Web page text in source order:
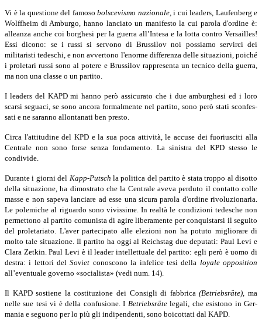
Vi è la questione del famoso bolscevismo nazionale, i cui leaders, Laufenberg e
Wolffheim di Amburgo, hanno lanciato un manifesto la cui parola d'ordine è:
alleanza anche coi borghesi per la guerra all’Intesa e la lotta contro Versailles!
Essi dicono: se i russi si servono di Brussilov noi possiamo servirci dei
militaristi tedeschi, e non avvertono l'enorme differenza delle situazioni, poiché
i proletari russi sono al potere e Brussilov rappresenta un tecnico della guerra,
ma non una classe o un partito.
I leaders del KAPD mi hanno però assicurato che i due amburghesi ed i loro
scarsi seguaci, se sono ancora formalmente nel partito, sono però stati sconfes­
sati e ne saranno allontanati ben presto.
Circa l'attitudine del KPD e la sua poca attività, le accuse dei fuoriusciti alla
Centrale non sono forse senza fondamento. La sinistra del KPD stesso le
condivide.
Durante i giorni del Kapp-Putsch la politica del partito è stata troppo al disotto
della situazione, ha dimostrato che la Centrale aveva perduto il contatto colle
masse e non sapeva lanciare ad esse una sicura parola d'ordine rivoluzionaria.
Le polemiche al riguardo sono vivissime. In realtà le condizioni tedesche non
per­mettono al partito comunista di agire liberamente per conquistarsi il seguito
del proletariato. L'aver partecipato alle elezioni non ha potuto migliorare di
molto tale situazione. Il partito ha oggi al Reichstag due deputati: Paul Levi e
Clara Zetkin. Paul Levi è il leader intellettuale del partito: egli però è uomo di
destra: i lettori delSoviet conoscono la infelice tesi della loyale opposition
all’eventuale governo «socialista» (vedi num. 14).
Il KAPD sostiene la costituzione dei Consigli di fabbrica(Betriebsräte),ma
nelle sue tesi vi è della confusione. I Betriebsrätelegali, che esistono in Ger­
mania e seguono per lo più gli indipendenti, sono boicottati dal KAPD.